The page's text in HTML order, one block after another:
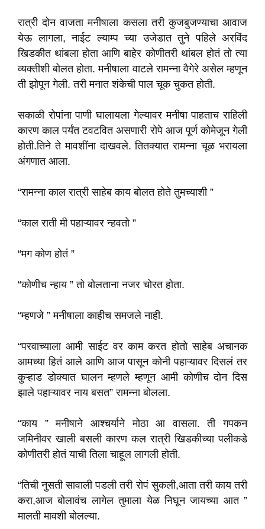
रात्री दोन वाजता मनीषाला कसला तरी कुजबुजण्याचा आवाज
येऊ लागला, नाईट ल्याम्प च्या उजेडात तुने पहिले अरविंद
खिडकीत थांबला होता आणि बाहेर कोणीतरी थांबल होतं तो त्या
व्यक्तीशी बोलत होता. मनीषाला वाटले रामन्ना वैगेरे असेल म्हणून
ती झोपून गेली. तरी मनात शंकेची पाल चूक चुकत होती.
सकाळी रोपांना पाणी घालायला गेल्यावर मनीषा पाहताच राहिली
कारण काल पर्यंत टवटवित असणारी रोपे आज पूर्ण कोमेजून गेली
होती.तिने ते मावशींना दाखवले. तितक्यात रामन्ना चूळ भरायला
अंगणात आला.
“रामन्ना काल रात्री साहेब काय बोलत होते तुमच्याशी ”
“काल राती मी पहाऱ्यावर न्हवतो ”
“मग कोण होतं ”
“कोणीच न्हाय ” तो बोलताना नजर चोरत होता.
“म्हणजे ” मनीषाला काहीच समजले नाही.
“परवाच्याला आमी साईट वर काम करत होतो साहेब अचानक
आमच्या हितं आले आणि आज पासून कोनी पहाऱ्यावर दिसलं तर
कुऱ्हाड डोक्यात घालन म्हणले म्हणून आमी कोणीच दोन दिस
झाले पहाऱ्यावर नाय बसत” रामन्ना बोलला.
“काय ” मनीषाने आश्चर्याने मोठा आ वासला. ती गपकन
जमिनीवर खाली बसली कारण कल रात्री खिडकीच्या पलीकडे
कोणीतरी होतं याची तिला चाहूल लागली होती.
“तिची नुसती सावाली पडली तरी रोपं सुकली,आता तरी काय तरी
करा,आज बोलावंच लागेल तुमाला येळ निघून जायच्या आत ”
मालती मावशी बोलल्या.